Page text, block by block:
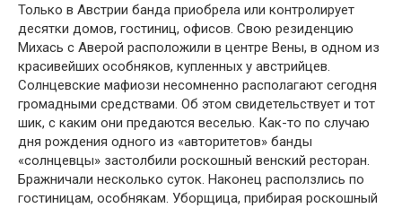
Только в Австрии банда приобрела или контролирует
десятки домов, гостиниц, офисов. Свою резиденцию
Михась с Аверой расположили в центре Вены, в одном из
красивейших особняков, купленных у австрийцев.
Солнцевские мафиози несомненно располагают сегодня
громадными средствами. Об этом свидетельствует и тот
шик, с каким они предаются веселью. Как-то по случаю
дня рождения одного из «авторитетов» банды
«солнцевцы» застолбили роскошный венский ресторан.
Бражничали несколько суток. Наконец расползлись по
гостиницам, особнякам. Уборщица, прибирая роскошный